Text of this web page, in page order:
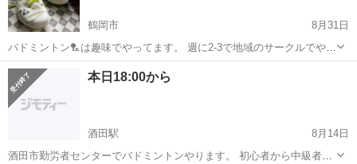
鶴岡市
8月31日
バドミントン🏸は趣味でやってます。 週に2-3で地域のサークルでやっ
てますが、一緒打てる方募集中。
山形 バドミントン
本日18:00から
酒田駅
8月14日
酒田市勤労者センターでバドミントンやります。 初心者から中級者ま